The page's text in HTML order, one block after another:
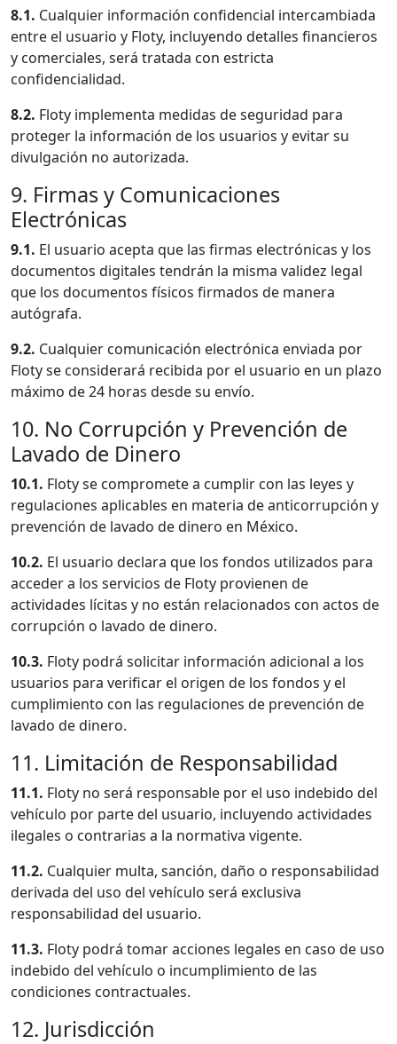
8.1. Cualquier información confidencial intercambiada
entre el usuario y Floty, incluyendo detalles financieros
y comerciales, será tratada con estricta
confidencialidad.
8.2. Floty implementa medidas de seguridad para
proteger la información de los usuarios y evitar su
divulgación no autorizada.
9. Firmas y Comunicaciones
Electrónicas
9.1. El usuario acepta que las firmas electrónicas y los
documentos digitales tendrán la misma validez legal
que los documentos físicos firmados de manera
autógrafa.
9.2. Cualquier comunicación electrónica enviada por
Floty se considerará recibida por el usuario en un plazo
máximo de 24 horas desde su envío.
10. No Corrupción y Prevención de
Lavado de Dinero
10.1. Floty se compromete a cumplir con las leyes y
regulaciones aplicables en materia de anticorrupción y
prevención de lavado de dinero en México.
10.2. El usuario declara que los fondos utilizados para
acceder a los servicios de Floty provienen de
actividades lícitas y no están relacionados con actos de
corrupción o lavado de dinero.
10.3. Floty podrá solicitar información adicional a los
usuarios para verificar el origen de los fondos y el
cumplimiento con las regulaciones de prevención de
lavado de dinero.
11. Limitación de Responsabilidad
11.1. Floty no será responsable por el uso indebido del
vehículo por parte del usuario, incluyendo actividades
ilegales o contrarias a la normativa vigente.
11.2. Cualquier multa, sanción, daño o responsabilidad
derivada del uso del vehículo será exclusiva
responsabilidad del usuario.
11.3. Floty podrá tomar acciones legales en caso de uso
indebido del vehículo o incumplimiento de las
condiciones contractuales.
12. Jurisdicción